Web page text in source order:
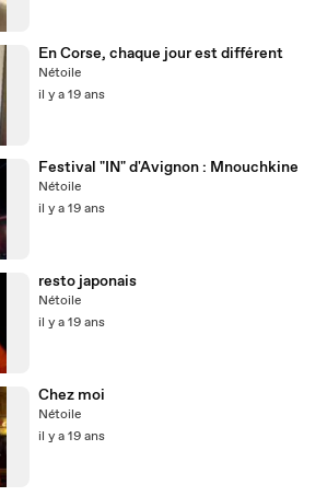
En Corse, chaque jour est différent
Nétoile
il y a 19 ans
Festival "IN" d'Avignon : Mnouchkine
Nétoile
il y a 19 ans
resto japonais
Nétoile
il y a 19 ans
Chez moi
Nétoile
il y a 19 ans